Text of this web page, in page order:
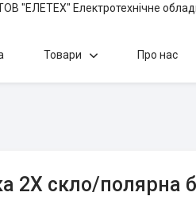
"ЕЛЕТЕХ" Електротехнічне
Товари Про нас
2Х скло/полярна